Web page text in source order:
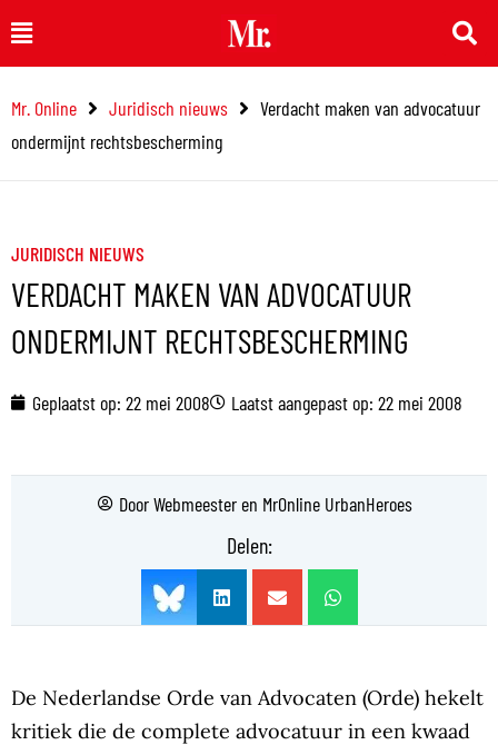
naar
inhoud
Main
Menu
Mr. Online Juridisch nieuws
Verdacht maken van advocatuur
ondermijnt rechtsbescherming
JURIDISCH NIEUWS
VERDACHT MAKEN VAN ADVOCATUUR
ONDERMIJNT RECHTSBESCHERMING
Geplaatst op: 22 mei 2008 Laatst aangepast op: 22 mei 2008
DoorWebmeesteren MrOnline UrbanHeroes
Delen:
De Nederlandse Orde van Advocaten (Orde) hekelt
kritiek die de complete advocatuur in een kwaad